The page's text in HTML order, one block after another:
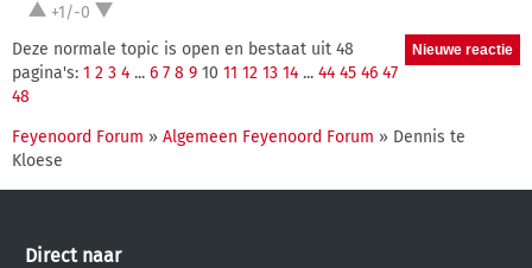
+1/-0
Deze normale topic is open en bestaat uit 48
pagina's: 1 2 3 4 ... 6 7 8 9 10 11 12 13 14 ... 44 45 46 47
48
Feyenoord Forum » Algemeen Feyenoord Forum » Dennis te
Kloese
Direct naar